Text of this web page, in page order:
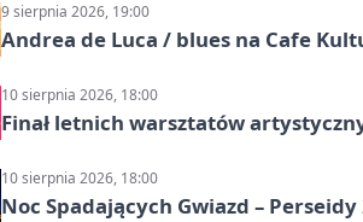
9 sierpnia 2026, 19:00
Andrea de Luca / blues na Cafe
10 sierpnia 2026, 18:00
Finał letnich warsztatów
10 sierpnia 2026, 18:00
Noc Spadających Gwiazd –